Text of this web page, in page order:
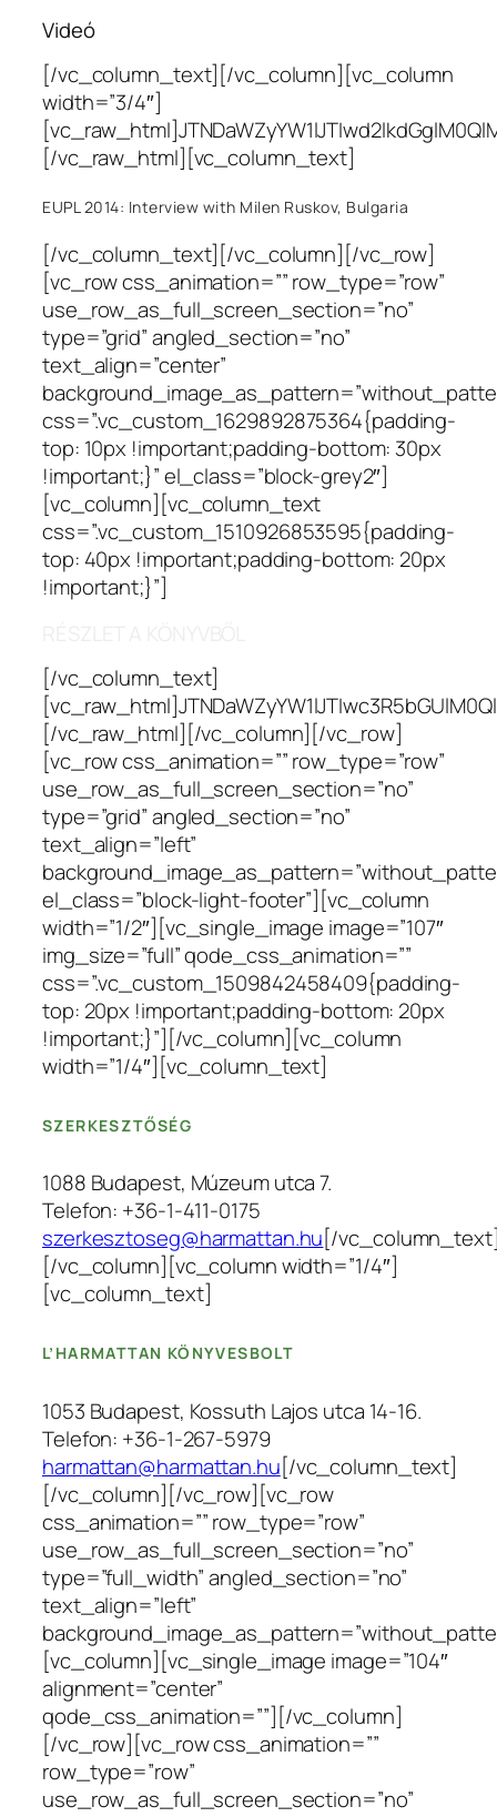
Videó
[/vc_column_text][/vc_column][vc_column
width=”3/4″]
[/vc_raw_html][vc_column_text]
EUPL 2014: Interview with Milen Ruskov, Bulgaria
[/vc_column_text][/vc_column][/vc_row]
[vc_row css_animation=”” row_type=”row”
use_row_as_full_screen_section=”no”
type=”grid” angled_section=”no”
text_align=”center”
css=”.vc_custom_1629892875364{padding-
top: 10px !important;padding-bottom: 30px
!important;}” el_class=”block-grey2″]
[vc_column][vc_column_text
css=”.vc_custom_1510926853595{padding-
top: 40px !important;padding-bottom: 20px
!important;}”]
[/vc_column_text]
[/vc_raw_html][/vc_column][/vc_row]
[vc_row css_animation=”” row_type=”row”
use_row_as_full_screen_section=”no”
type=”grid” angled_section=”no”
text_align=”left”
el_class=”block-light-footer”][vc_column
width=”1/2″][vc_single_image image=”107″
img_size=”full” qode_css_animation=””
css=”.vc_custom_1509842458409{padding-
top: 20px !important;padding-bottom: 20px
!important;}”][/vc_column][vc_column
width=”1/4″][vc_column_text]
SZERKESZTŐSÉG
1088 Budapest, Múzeum utca 7.
Telefon: +36-1-411-0175
szerkesztoseg@harmattan.hu[/
[/vc_column][vc_column width=”1/4″]
[vc_column_text]
L’HARMATTAN KÖNYVESBOLT
1053 Budapest, Kossuth Lajos utca 14-16.
Telefon: +36-1-267-5979
harmattan@harmattan.hu[/vc_column_text]
[/vc_column][/vc_row][vc_row
css_animation=”” row_type=”row”
use_row_as_full_screen_section=”no”
type=”full_width” angled_section=”no”
text_align=”left”
[vc_column][vc_single_image image=”104″
alignment=”center”
qode_css_animation=””][/vc_column]
[/vc_row][vc_row css_animation=””
row_type=”row”
use_row_as_full_screen_section=”no”